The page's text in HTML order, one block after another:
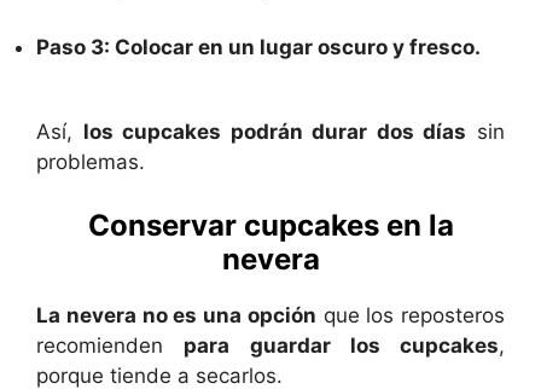
Paso 3: Colocar en un lugar oscuro y fresco.
Así, los cupcakes podrán durar dos días sin
problemas.
Conservar cupcakes en la
nevera
La nevera no es una opción que los reposteros
recomienden para guardar los cupcakes,
porque tiende a secarlos.